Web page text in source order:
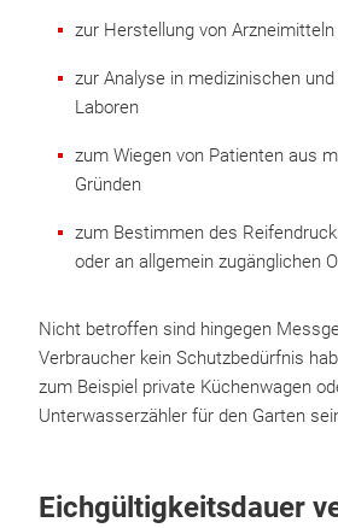
zur Herstellung von
zur Analyse in medizinischen
Laboren
zum Wiegen von Patienten aus
Gründen
zum Bestimmen des
oder an allgemein zugänglichen
Nicht betroffen sind hingegen
Verbraucher kein Schutzbedürfnis
zum Beispiel private Küchenwagen
Unterwasserzähler für den Garten
Eichgültigkeitsdauer